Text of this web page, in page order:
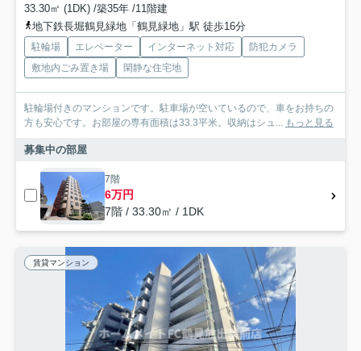
33.30㎡ (1DK) /築35年 /11階建
地下鉄長堀鶴見緑地「鶴見緑地」駅 徒歩16分
駐輪場 エレベーター インターネット対応
防犯カメラ
敷地内ごみ置き場
閑静な住宅地
駐輪場付きのマンションです。駐車場が空いているので、車をお持ちの
方も安心です。お部屋の専有面積は33.3平米。収納はシュ...
もっと見る
募集中の部屋
7階
6万円
7階 / 33.30㎡ / 1DK
賃貸マンション